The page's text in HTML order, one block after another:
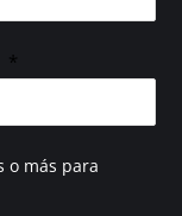
*
o más para